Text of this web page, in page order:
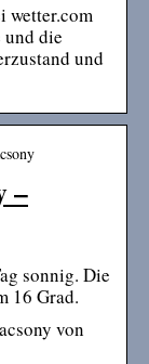
wetter.com
die
und
–
sonnig. Die
16 Grad.
von